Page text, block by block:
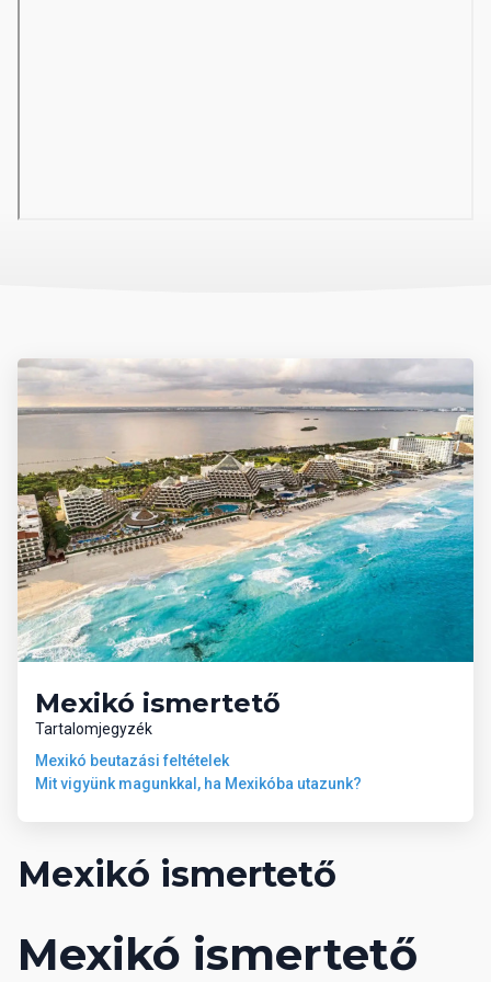
Mexikó ismertető
Tartalomjegyzék
Mexikó beutazási feltételek
Mit vigyünk magunkkal, ha Mexikóba utazunk?
Mexikó ismertető
Mexikó ismertető